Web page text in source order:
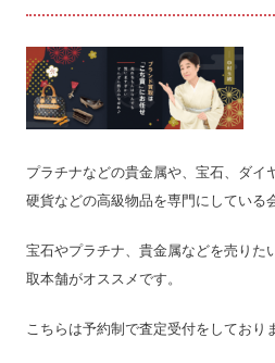
プラチナなどの貴金属や、宝石、ダイ
硬貨などの高級物品を専門にしている
宝石やプラチナ、貴金属などを売りた
取本舗がオススメです。
こちらは予約制で査定受付をしており